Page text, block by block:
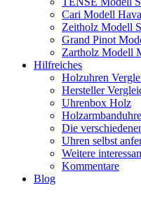
Cari Modell
Zeitholz Modell
Grand Pinot
Zartholz Modell
Hilfreiches
Holzuhren
Hersteller
Uhrenbox Holz
Die
Uhren selbst
Weitere
Kommentare
Blog